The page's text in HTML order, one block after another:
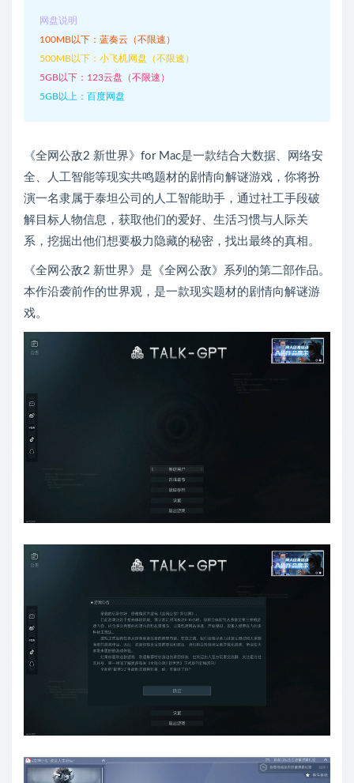
网盘说明
100MB以下：蓝奏云（不限速）
500MB以下：小飞机网盘（不限速）
5GB以下：123云盘（不限速）
5GB以上：百度网盘
《全网公敌2 新世界》for Mac是一款结合大数据、网络安
全、人工智能等现实共鸣题材的剧情向解谜游戏，你将扮
演一名隶属于泰坦公司的人工智能助手，通过社工手段破
解目标人物信息，获取他们的爱好、生活习惯与人际关
系，挖掘出他们想要极力隐藏的秘密，找出最终的真相。
《全网公敌2 新世界》是《全网公敌》系列的第二部作品。
本作沿袭前作的世界观，是一款现实题材的剧情向解谜游
戏。